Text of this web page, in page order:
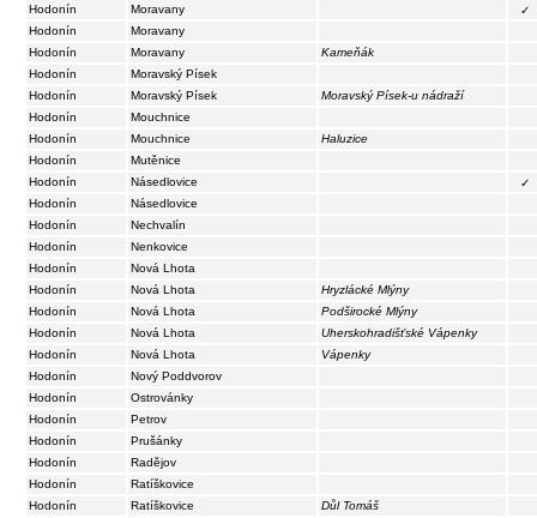
Hodonín
Moravany
✓
Hodonín
Moravany
Hodonín
Moravany
Kameňák
Hodonín
Moravský Písek
Hodonín
Moravský Písek
Moravský Písek-u nádraží
Hodonín
Mouchnice
Hodonín
Mouchnice
Haluzice
Hodonín
Mutěnice
Hodonín
Násedlovice
✓
Hodonín
Násedlovice
Hodonín
Nechvalín
Hodonín
Nenkovice
Hodonín
Nová Lhota
Hodonín
Nová Lhota
Hryzlácké Mlýny
Hodonín
Nová Lhota
Podširocké Mlýny
Hodonín
Nová Lhota
Uherskohradišťské Vápenky
Hodonín
Nová Lhota
Vápenky
Hodonín
Nový Poddvorov
Hodonín
Ostrovánky
Hodonín
Petrov
Hodonín
Prušánky
Hodonín
Radějov
Hodonín
Ratíškovice
Hodonín
Ratíškovice
Důl Tomáš